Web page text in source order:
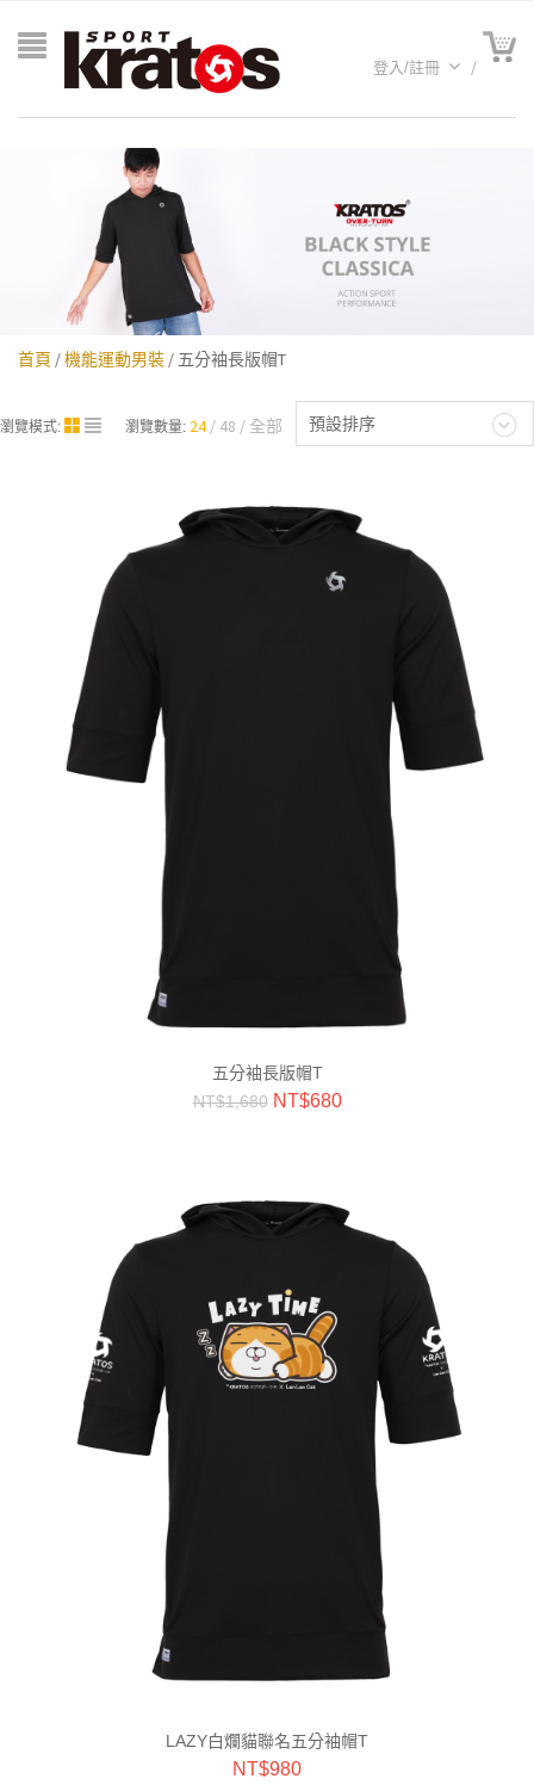
名
登入/註冊
首頁 /機能運動男裝 / 五分袖長版帽T
預設排序
瀏覽模式: 瀏覽數量: 24 48 全部
五分袖長版帽T
NT$1,680 NT$680
LAZY白爛貓聯名五分袖帽T
NT$980